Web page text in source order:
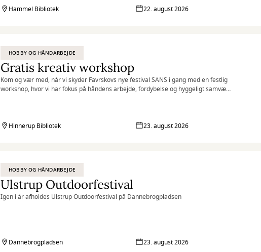
Hammel Bibliotek 22. august 2026
HOBBY OG HÅNDARBEJDE
Gratis kreativ workshop
Kom og vær med, når vi skyder Favrskovs nye festival SANS i gang med en festlig
workshop, hvor vi har fokus på håndens arbejde, fordybelse og hyggeligt samvær
Hinnerup Bibliotek 23. august 2026
HOBBY OG HÅNDARBEJDE
Ulstrup Outdoorfestival
Igen i år afholdes Ulstrup Outdoorfestival på Dannebrogpladsen
Dannebrogpladsen 23. august 2026